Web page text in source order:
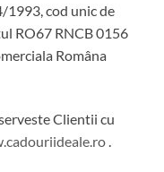
1993, cod unic de
RO67 RNCB 0156
Româna
Clientii cu